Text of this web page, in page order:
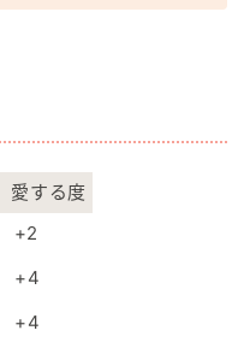
愛する度
+2
+4
+4